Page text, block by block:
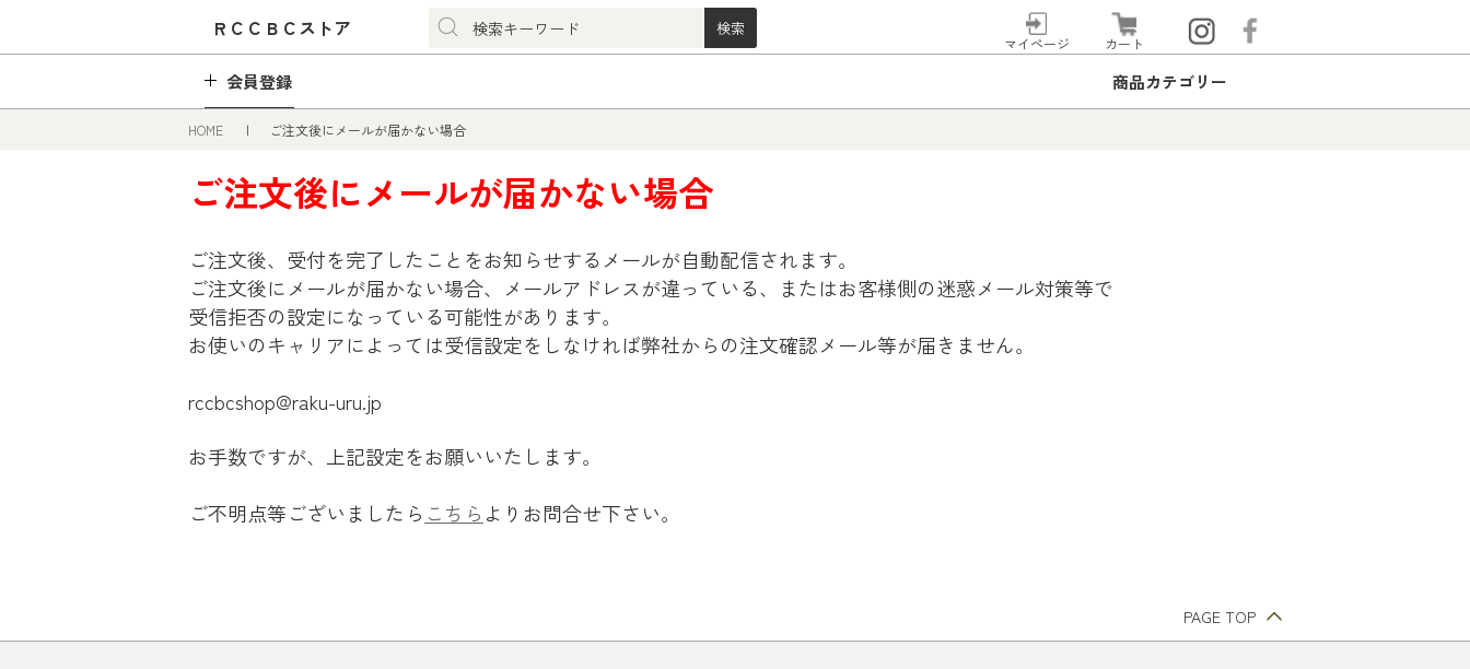
ＲＣＣＢＣストア
マイページ カート
会員登録 商品カテゴリー
HOME ご注文後にメールが届かない場合
ご注文後にメールが届かない場合
ご注文後、受付を完了したことをお知らせするメールが自動配信されます。
ご注文後にメールが届かない場合、メールアドレスが違っている、またはお客様側の迷惑メール対策等で
受信拒否の設定になっている可能性があります。
お使いのキャリアによっては受信設定をしなければ弊社からの注文確認メール等が届きません。
rccbcshop@raku-uru.jp
お手数ですが、上記設定をお願いいたします。
ご不明点等ございましたら こちら よりお問合せ下さい。
PAGE TOP